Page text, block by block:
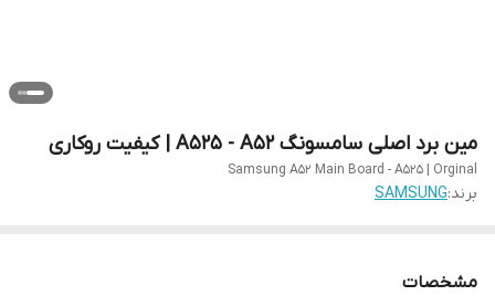
مین برد اصلی سامسونگ A525 - A52 | کیفیت روکاری
Samsung A52 Main Board - A525 | Orginal
برند:SAMSUNG
مشخصات